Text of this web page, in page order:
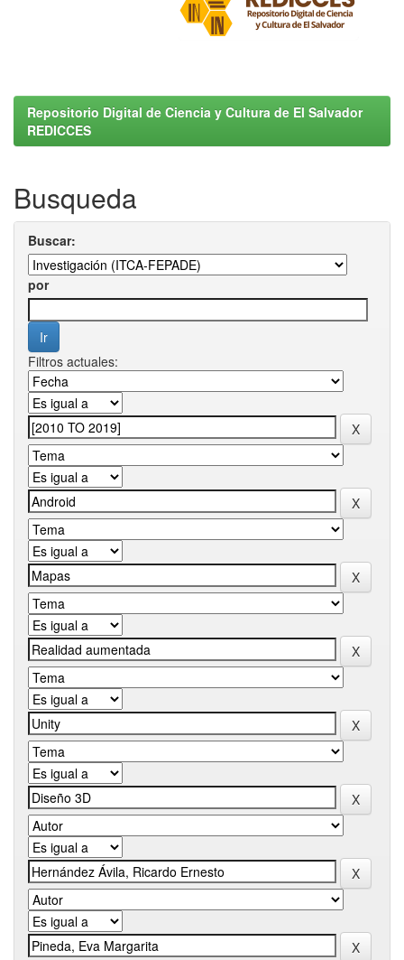
Repositorio Digital de Ciencia y Cultura de El Salvador
REDICCES
Busqueda
Buscar:
por
Filtros actuales: